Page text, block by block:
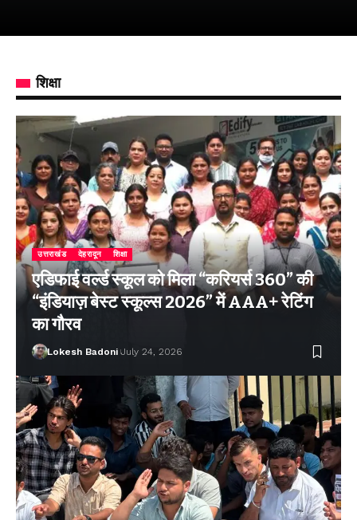
शिक्षा
उत्तराखंड देहरादून शिक्षा
एडिफाई वर्ल्ड स्कूल को मिला “करियर्स 360” की
“इंडियाज़ बेस्ट स्कूल्स 2026” में AAA+ रेटिंग
का गौरव
Lokesh Badoni July 24, 2026